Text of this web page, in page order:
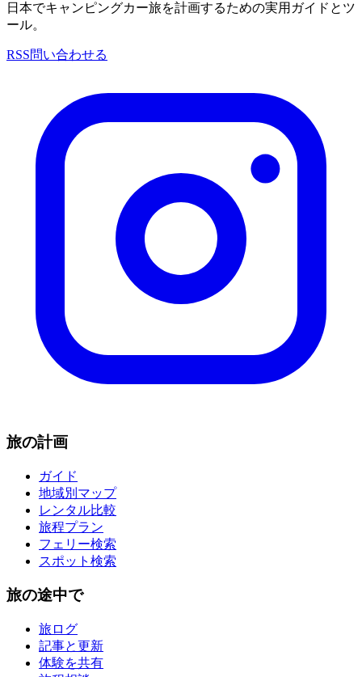
日本でキャンピングカー旅を計画するための実用ガイドとツ
ール。
RSS問い合わせる
旅の計画
ガイド
地域別マップ
レンタル比較
旅程プラン
フェリー検索
スポット検索
旅の途中で
旅ログ
記事と更新
体験を共有